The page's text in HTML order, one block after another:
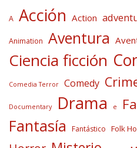
A Acción Action
Animation Aventura
Ciencia ficción
Comedia Terror Comedy
Documentary Drama e
Fantasía Fantástico Folk